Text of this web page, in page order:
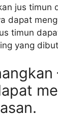
jus timun
dapat
timun
yang